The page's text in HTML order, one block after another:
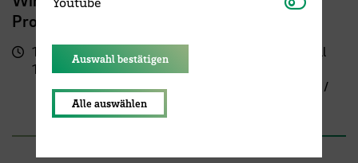
Programm meetMINT
17:00 -
19:30 Uhr
Campus Neustadt, Neustadtswall
(AB-Gebäude)
AB-Gebäude - 10. Obergeschoss /
Staffelgeschoss / Sky Lounge
Auswahl bestätigen
Alle auswählen